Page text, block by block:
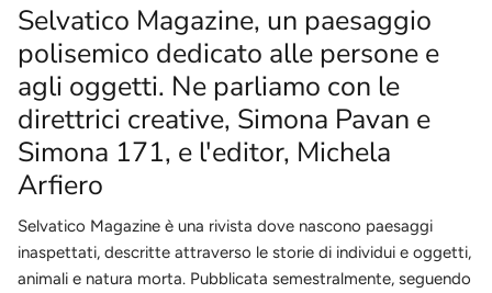
Selvatico Magazine, un paesaggio
polisemico dedicato alle persone e
agli oggetti. Ne parliamo con le
direttrici creative, Simona Pavan e
Simona 171, e l'editor, Michela
Arfiero
Selvatico Magazine è una rivista dove nascono paesaggi
inaspettati, descritte attraverso le storie di individui e oggetti,
animali e natura morta. Pubblicata semestralmente, seguendo